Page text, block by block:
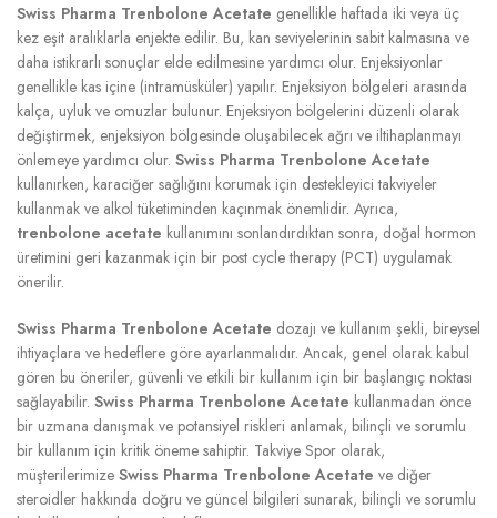
Swiss Pharma Trenbolone Acetate genellikle haftada iki veya üç
kez eşit aralıklarla enjekte edilir. Bu, kan seviyelerinin sabit kalmasına ve
daha istikrarlı sonuçlar elde edilmesine yardımcı olur. Enjeksiyonlar
genellikle kas içine (intramüsküler) yapılır. Enjeksiyon bölgeleri arasında
kalça, uyluk ve omuzlar bulunur. Enjeksiyon bölgelerini düzenli olarak
değiştirmek, enjeksiyon bölgesinde oluşabilecek ağrı ve iltihaplanmayı
önlemeye yardımcı olur. Swiss Pharma Trenbolone Acetate
kullanırken, karaciğer sağlığını korumak için destekleyici takviyeler
kullanmak ve alkol tüketiminden kaçınmak önemlidir. Ayrıca,
trenbolone acetate kullanımını sonlandırdıktan sonra, doğal hormon
üretimini geri kazanmak için bir post cycle therapy (PCT) uygulamak
önerilir.
Swiss Pharma Trenbolone Acetate dozajı ve kullanım şekli, bireysel
ihtiyaçlara ve hedeflere göre ayarlanmalıdır. Ancak, genel olarak kabul
gören bu öneriler, güvenli ve etkili bir kullanım için bir başlangıç noktası
sağlayabilir. Swiss Pharma Trenbolone Acetate kullanmadan önce
bir uzmana danışmak ve potansiyel riskleri anlamak, bilinçli ve sorumlu
bir kullanım için kritik öneme sahiptir. Takviye Spor olarak,
müşterilerimize Swiss Pharma Trenbolone Acetate ve diğer
steroidler hakkında doğru ve güncel bilgileri sunarak, bilinçli ve sorumlu